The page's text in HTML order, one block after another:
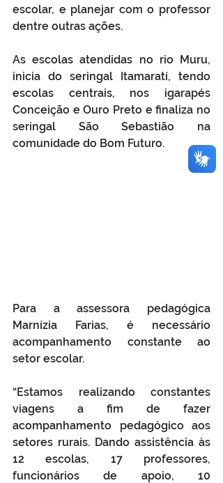
escolar, e planejar com o professor
dentre outras ações.
As escolas atendidas no rio Muru,
inicia do seringal Itamaratí, tendo
escolas centrais, nos igarapés
Conceição e Ouro Preto e finaliza no
seringal São Sebastião na
comunidade do Bom Futuro.
Para a assessora pedagógica
Marnízia Farias, é necessário
acompanhamento constante ao
setor escolar.
“Estamos realizando constantes
viagens a fim de fazer
acompanhamento pedagógico aos
setores rurais. Dando assistência às
12 escolas, 17 professores,
funcionários de apoio, 10